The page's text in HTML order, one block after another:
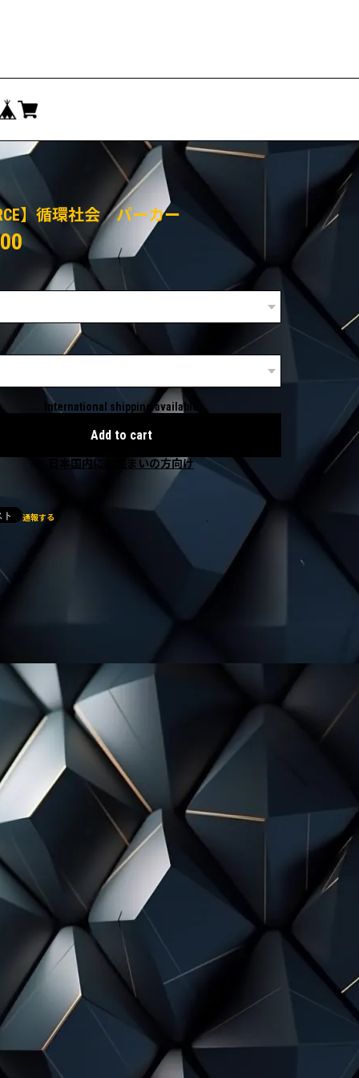
】循環社会 パーカー
International shipping available
Add to cart
日本国内にお住まいの方向け
通報する